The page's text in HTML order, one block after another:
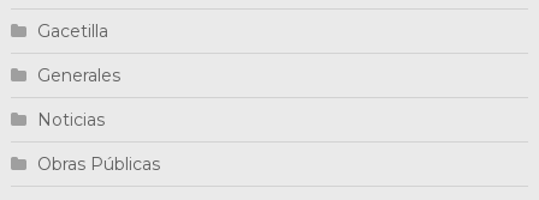
Gacetilla
Generales
Noticias
Obras Públicas